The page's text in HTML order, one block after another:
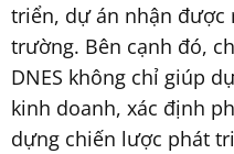
triển, dự án nhận
trường. Bên cạnh đó,
DNES không chỉ giúp
kinh doanh, xác định
dựng chiến lược phát